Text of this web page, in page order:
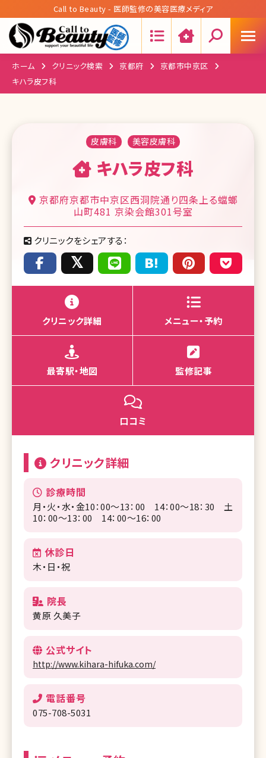
Call to Beauty - 医師監修の美容医療メディア
ホーム クリニック検索 京都府
京都市中京区
キハラ皮フ科
皮膚科 美容皮膚科
キハラ皮フ科
京都府京都市中京区西洞院通り四条上る蟷螂
山町481 京染会館301号室
クリニックをシェアする：
クリニック詳細 メニュー・予約
最寄駅・地図 監修記事
口コミ
クリニック詳細
診療時間
月・火・水・金10：00～13：00 14：00～18：30 土
10：00～13：00 14：00～16：00
休診日
木・日・祝
院長
黄原 久美子
公式サイト
http://www.kihara-hifuka.com/
電話番号
075-708-5031